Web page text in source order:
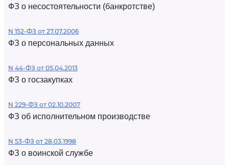
ФЗ о несостоятельности (банкротстве)
N 152-ФЗ от 27.07.2006
ФЗ о персональных данных
N 44-ФЗ от 05.04.2013
ФЗ о госзакупках
N 229-ФЗ от 02.10.2007
ФЗ об исполнительном производстве
N 53-ФЗ от 28.03.1998
ФЗ о воинской службе